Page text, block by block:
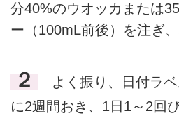
分40%のウオッカまたは
ー（100mL前後）を注ぎ、
２
よく振り、日付ラ
に2週間おき、1日1～2回